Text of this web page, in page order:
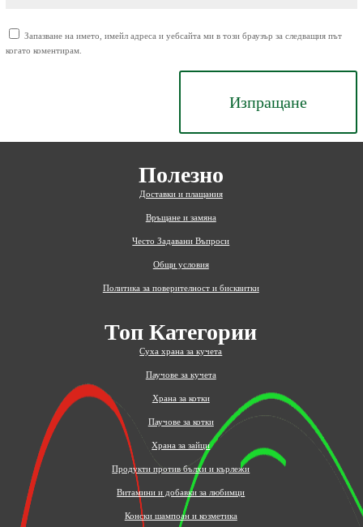
Запазване на името, имейл адреса и уебсайта ми в този браузър за следващия път
когато коментирам.
Изпращане
Полезно
Доставки и плащания
Връщане и замяна
Често Задавани Въпроси
Общи условия
Политика за поверителност и бисквитки
Топ Категории
Суха храна за кучета
Паучове за кучета
Храна за котки
Паучове за котки
Храна за зайци
Продукти против бълхи и кърлежи
Витамини и добавки за любимци
Конски шампоан и козметика